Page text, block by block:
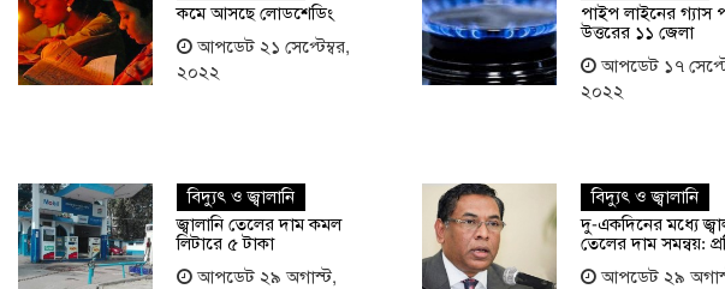
কমে আসছে লোডশেডিং
আপডেট ২১ সেপ্টেম্বর,
২০২২
পাইপ লাইনের গ্যাস
উত্তরের ১১ জেলা
আপডেট ১৭
২০২২
বিদ্যুৎ ও জ্বালানি
জ্বালানি তেলের দাম কমল
লিটারে ৫ টাকা
আপডেট ২৯ অগাস্ট,
বিদ্যুৎ ও জ্বালানি
দু-একদিনের মধ্যে
তেলের দাম সমন্বয়:
আপডেট ২৯